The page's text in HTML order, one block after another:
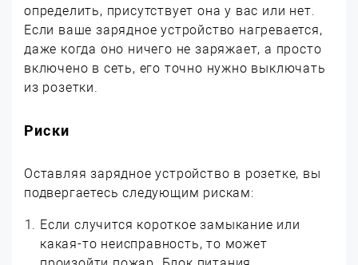
определить, присутствует она у вас или нет.
Если ваше зарядное устройство нагревается,
даже когда оно ничего не заряжает, а просто
включено в сеть, его точно нужно выключать
из розетки.
Риски
Оставляя зарядное устройство в розетке, вы
подвергаетесь следующим рискам:
Если случится короткое замыкание или
какая-то неисправность, то может